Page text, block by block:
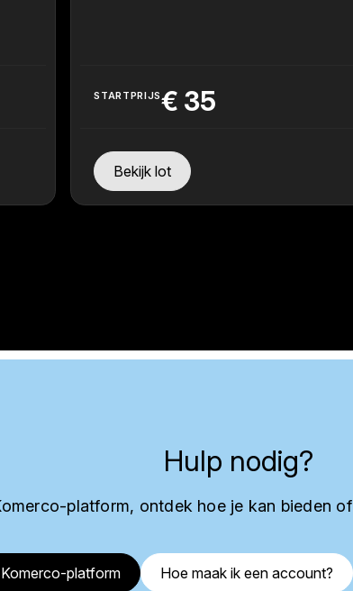
STARTPRIJS€ 35
Bekijk lot
Hulp nodig?
platform, ontdek hoe je kan bieden
platform Hoe maak ik een account?